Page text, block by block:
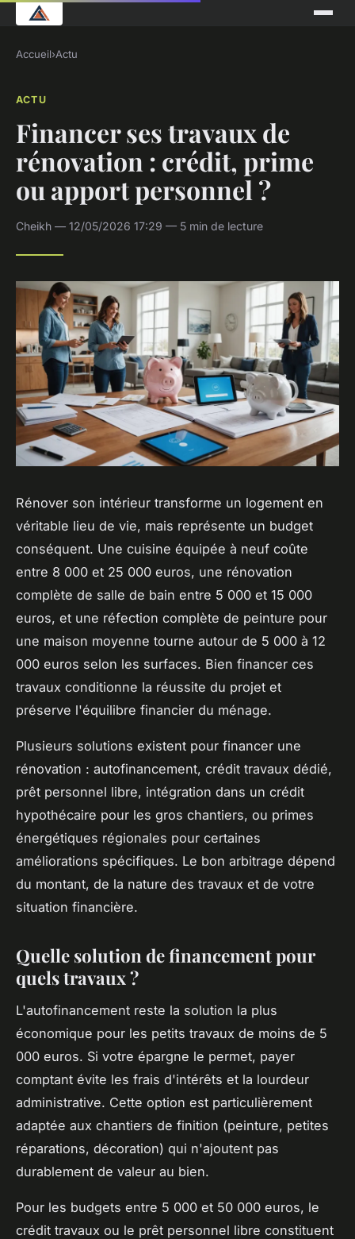
Accueil›Actu
ACTU
Financer ses travaux de
rénovation : crédit, prime
ou apport personnel ?
Cheikh — 12/05/2026 17:29 — 5 min de lecture
Rénover son intérieur transforme un logement en
véritable lieu de vie, mais représente un budget
conséquent. Une cuisine équipée à neuf coûte
entre 8 000 et 25 000 euros, une rénovation
complète de salle de bain entre 5 000 et 15 000
euros, et une réfection complète de peinture pour
une maison moyenne tourne autour de 5 000 à 12
000 euros selon les surfaces. Bien financer ces
travaux conditionne la réussite du projet et
préserve l'équilibre financier du ménage.
Plusieurs solutions existent pour financer une
rénovation : autofinancement, crédit travaux dédié,
prêt personnel libre, intégration dans un crédit
hypothécaire pour les gros chantiers, ou primes
énergétiques régionales pour certaines
améliorations spécifiques. Le bon arbitrage dépend
du montant, de la nature des travaux et de votre
situation financière.
Quelle solution de financement pour
quels travaux ?
L'autofinancement reste la solution la plus
économique pour les petits travaux de moins de 5
000 euros. Si votre épargne le permet, payer
comptant évite les frais d'intérêts et la lourdeur
administrative. Cette option est particulièrement
adaptée aux chantiers de finition (peinture, petites
réparations, décoration) qui n'ajoutent pas
durablement de valeur au bien.
Pour les budgets entre 5 000 et 50 000 euros, le
crédit travaux ou le prêt personnel libre constituent